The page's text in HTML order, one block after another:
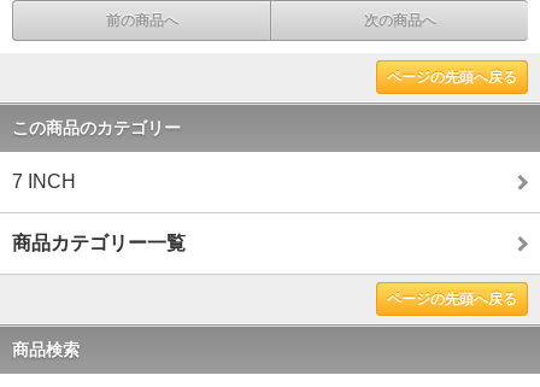
前の商品へ 次の商品へ
ページの先頭へ戻る
この商品のカテゴリー
7 INCH
商品カテゴリー一覧
ページの先頭へ戻る
商品検索